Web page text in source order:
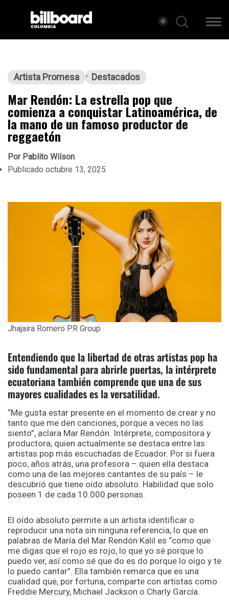
Artista Promesa Destacados
Mar Rendón: La estrella pop que
comienza a conquistar Latinoamérica, de
la mano de un famoso productor de
reggaetón
PorPablito Wilson
Publicado octubre 13, 2025
Jhajaira Romero PR Group
Entendiendo que la libertad de otras artistas pop ha
sido fundamental para abrirle puertas, la intérprete
ecuatoriana también comprende que una de sus
mayores cualidades es la versatilidad.
“Me gusta estar presente en el momento de crear y no
tanto que me den canciones, porque a veces no las
siento”, aclara Mar Rendón. Intérprete, compositora y
productora, quien actualmente se destaca entre las
artistas pop más escuchadas de Ecuador. Por si fuera
poco, años atrás, una profesora – quien ella destaca
como una de las mejores cantantes de su país – le
descubrió que tiene oído absoluto. Habilidad que solo
poseen 1 de cada 10.000 personas.
El oído absoluto permite a un artista identificar o
reproducir una nota sin ninguna referencia, lo que en
palabras de María del Mar Rendón Kalil es “como que
me digas que el rojo es rojo, lo que yo sé porque lo
puedo ver, así como sé que do es do porque lo oigo y te
lo puedo cantar”. Ella también remarca que es una
cualidad que, por fortuna, comparte con artistas como
Freddie Mercury, Michael Jackson o Charly García.